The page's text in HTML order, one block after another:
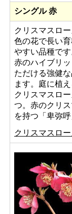
シングル 赤
クリスマスロ
色の花で長い
やすい品種です
赤のハイブリ
ただける強健
ます。庭に植
クリスマスロ
つ。赤のクリ
を持つ「卑弥
クリスマスロ